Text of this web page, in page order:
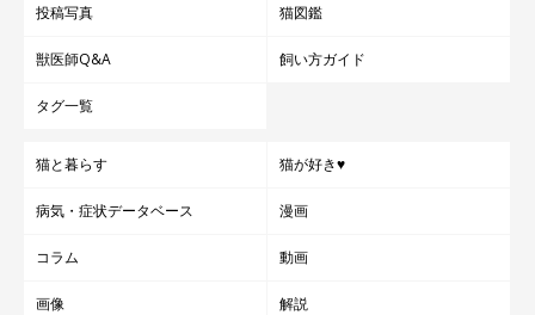
あんこちゃんとの出会いから3年が経過しました。飼い主さんは
今、どのようなことを思うのでしょうか。
投稿写真 猫図鑑
獣医師Q&A 飼い方ガイド
タグ一覧
猫と暮らす 猫が好き♥
病気・症状データベース 漫画
コラム 動画
画像 解説